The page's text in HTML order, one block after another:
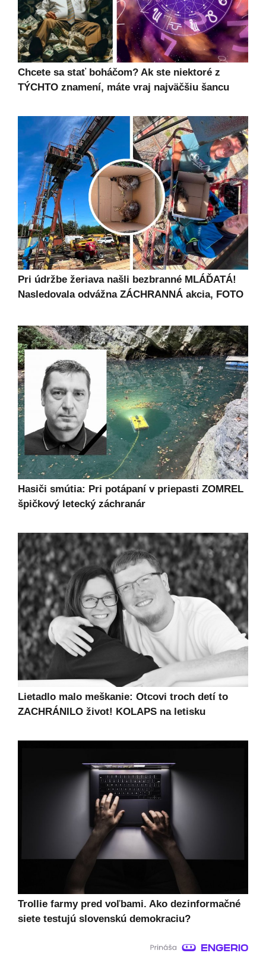
Chcete sa stať boháčom? Ak ste niektoré z
TÝCHTO znamení, máte vraj najväčšiu šancu
Pri údržbe žeriava našli bezbranné MLÁĎATÁ!
Nasledovala odvážna ZÁCHRANNÁ akcia, FOTO
Hasiči smútia: Pri potápaní v priepasti ZOMREL
špičkový letecký záchranár
Lietadlo malo meškanie: Otcovi troch detí to
ZACHRÁNILO život! KOLAPS na letisku
Trollie farmy pred voľbami. Ako dezinformačné
siete testujú slovenskú demokraciu?